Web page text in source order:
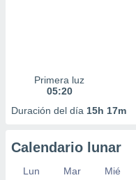
Primera luz
05:20
Duración del día 15h 17m
Calendario lunar
Lun Mar Mié